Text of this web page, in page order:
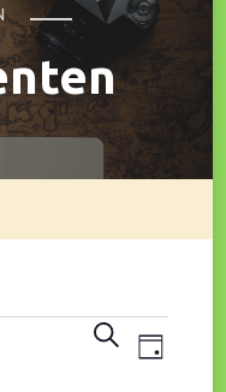
ZOEKEN
DAG